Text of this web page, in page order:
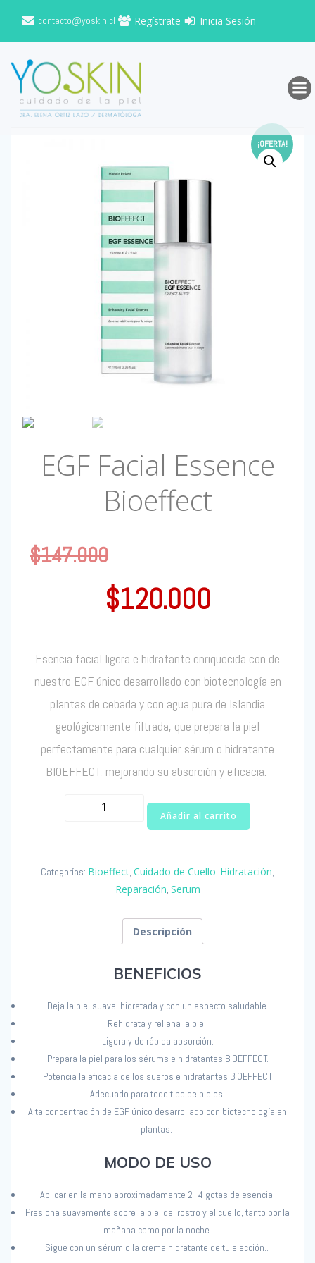
al
contacto@yoskin.cl Regístrate Inicia Sesión
¡OFERTA!
EGF Facial Essence
Bioeffect
$147.000
$120.000
Esencia facial ligera e hidratante enriquecida con de
nuestro EGF único desarrollado con biotecnología en
plantas de cebada y con agua pura de Islandia
geológicamente filtrada, que prepara la piel
perfectamente para cualquier sérum o hidratante
BIOEFFECT, mejorando su absorción y eficacia.
EGF
cantidad
Añadir al carrito
Categorías: Bioeffect, Cuidado de Cuello, Hidratación,
Reparación, Serum
Descripción
BENEFICIOS
Deja la piel suave, hidratada y con un aspecto saludable.
Rehidrata y rellena la piel.
Ligera y de rápida absorción.
Prepara la piel para los sérums e hidratantes BIOEFFECT.
Potencia la eficacia de los sueros e hidratantes BIOEFFECT
Adecuado para todo tipo de pieles.
Alta concentración de EGF único desarrollado con biotecnología en
plantas.
MODO DE USO
Aplicar en la mano aproximadamente 2–4 gotas de esencia.
Presiona suavemente sobre la piel del rostro y el cuello, tanto por la
mañana como por la noche.
Sigue con un sérum o la crema hidratante de tu elección..